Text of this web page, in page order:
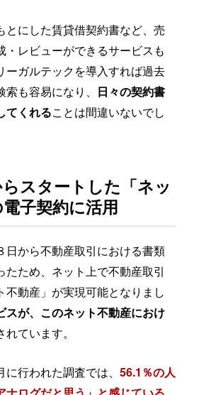
とにした賃貸借契約書など、売
・レビューができるサービスも
ーガルテックを導入すれば過去
も容易になり、 日々の契約書
てくれることは間違いないでし
スタートした「ネッ
子契約に活用
日から不動産取引における書類
たため、ネット上で不動産取引
不動産」が実現可能となりまし
スが、このネット不動産におけ
れています。
に行われた調査では、56.1％の人